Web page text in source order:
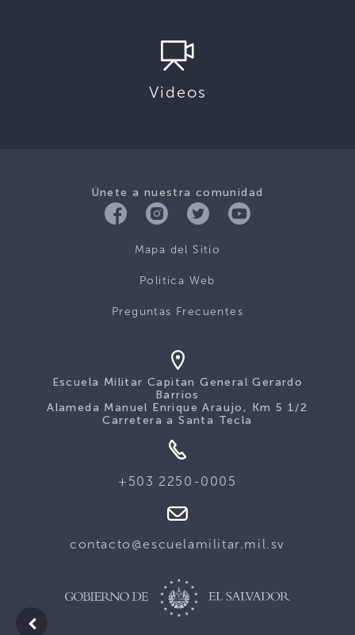
Videos
Únete a nuestra comunidad
Mapa del Sitio
Politica Web
Preguntas Frecuentes
Escuela Militar Capitan General Gerardo
Barrios
Alameda Manuel Enrique Araujo, Km 5 1/2
Carretera a Santa Tecla
+503 2250-0005
contacto@escuelamilitar.mil.sv